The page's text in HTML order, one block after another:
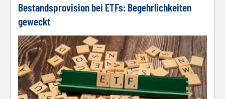
Bestandsprovision bei ETFs: Begehrlichkeiten
geweckt